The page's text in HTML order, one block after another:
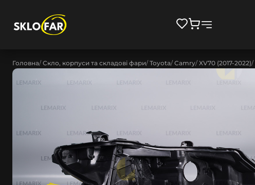
Головна Скло, корпуси та складові фари Toyota Camry XV70 (2017-2022)